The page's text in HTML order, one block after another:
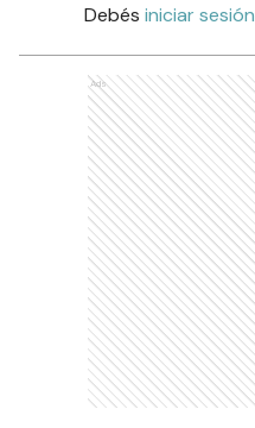
Debés iniciar sesión
Ads